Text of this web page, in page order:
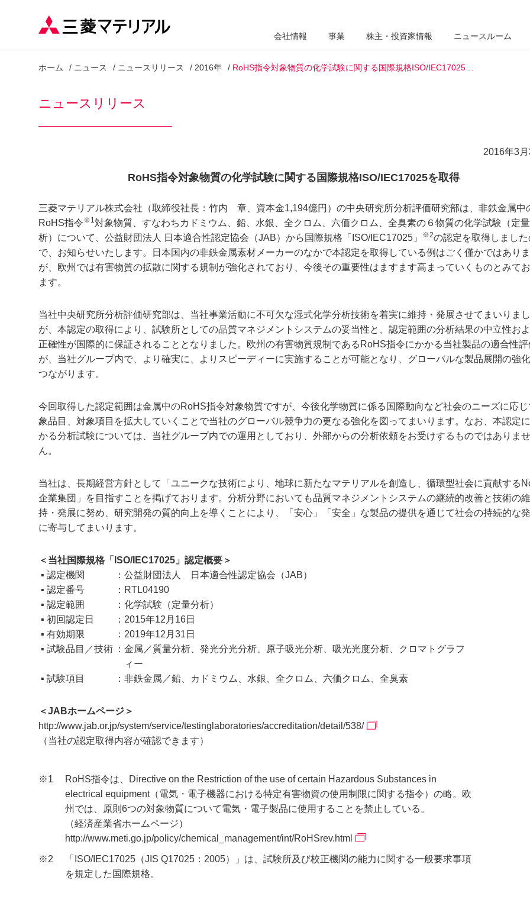
会社情報 事業 株主・投資家情報 ニュースルーム
ホーム ニュース ニュースリリース 2016年 RoHS指令対象物質の化学試験に関する国際規格ISO/IEC17025…
ニュースリリース
2016年3
RoHS指令対象物質の化学試験に関する国際規格ISO/IEC17025を取得
三菱マテリアル株式会社（取締役社長：竹内 章、資本金1,194億円）の中央研究所分析評価研究部は、非鉄金属中
RoHS指令※1対象物質、すなわちカドミウム、鉛、水銀、全クロム、六価クロム、全臭素の６物質の化学試験（定
析）について、公益財団法人 日本適合性認定協会（JAB）から国際規格「ISO/IEC17025」
※2の認定を取得しました
で、お知らせいたします。日本国内の非鉄金属素材メーカーのなかで本認定を取得している例はごく僅かではあり
が、欧州では有害物質の拡散に関する規制が強化されており、今後その重要性はますます高まっていくものとみて
ます。
当社中央研究所分析評価研究部は、当社事業活動に不可欠な湿式化学分析技術を着実に維持・発展させてまいりま
が、本認定の取得により、試験所としての品質マネジメントシステムの妥当性と、認定範囲の分析結果の中立性お
正確性が国際的に保証されることとなりました。欧州の有害物質規制であるRoHS指令にかかる当社製品の適合性評
が、当社グループ内で、より確実に、よりスピーディーに実施することが可能となり、グローバルな製品展開の強
つながります。
今回取得した認定範囲は金属中のRoHS指令対象物質ですが、今後化学物質に係る国際動向など社会のニーズに応じ
象品目、対象項目を拡大していくことで当社のグローバル競争力の更なる強化を図ってまいります。なお、本認定
かる分析試験については、当社グループ内での運用としており、外部からの分析依頼をお受けするものではありませ
ん。
当社は、長期経営方針として「ユニークな技術により、地球に新たなマテリアルを創造し、循環型社会に貢献する
企業集団」を目指すことを掲げております。分析分野においても品質マネジメントシステムの継続的改善と技術の維
持・発展に努め、研究開発の質的向上を導くことにより、「安心」「安全」な製品の提供を通じて社会の持続的な
に寄与してまいります。
＜当社国際規格「ISO/IEC17025」認定概要＞
▪ 認定機関
公益財団法人 日本適合性認定協会（JAB）
▪ 認定番号
RTL04190
▪ 認定範囲
化学試験（定量分析）
▪ 初回認定日
2015年12月16日
▪ 有効期限
2019年12月31日
▪ 試験品目／技術
金属／質量分析、発光分光分析、原子吸光分析、吸光光度分析、クロマトグラフ
ィー
▪ 試験項目
非鉄金属／鉛、カドミウム、水銀、全クロム、六価クロム、全臭素
＜JABホームページ＞
http://www.jab.or.jp/system/service/testinglaboratories/accreditation/detail/538/
（当社の認定取得内容が確認できます）
※1
RoHS指令は、Directive on the Restriction of the use of certain Hazardous Substances in
electrical equipment（電気・電子機器における特定有害物資の使用制限に関する指令）の略。欧
州では、原則6つの対象物質について電気・電子製品に使用することを禁止している。
（経済産業省ホームページ）
http://www.meti.go.jp/policy/chemical_management/int/RoHSrev.html
※2
「ISO/IEC17025（JIS Q17025：2005）」は、試験所及び校正機関の能力に関する一般要求事項
を規定した国際規格。